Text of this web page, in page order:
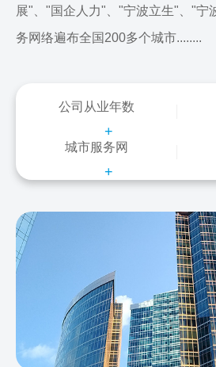
展"、"国企人力"、"宁波立生"、"宁
务网络遍布全国200多个城市........
公司从业年数
+
城市服务网
+